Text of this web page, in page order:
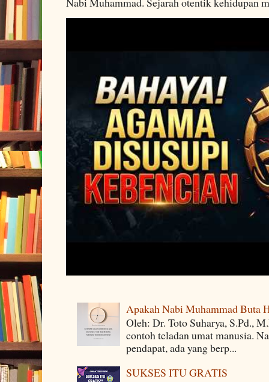
Apakah Nabi Muhammad Buta
Oleh: Dr. Toto Suharya, S.Pd.,
contoh teladan umat manusia.
pendapat, ada yang berp...
SUKSES ITU GRATIS